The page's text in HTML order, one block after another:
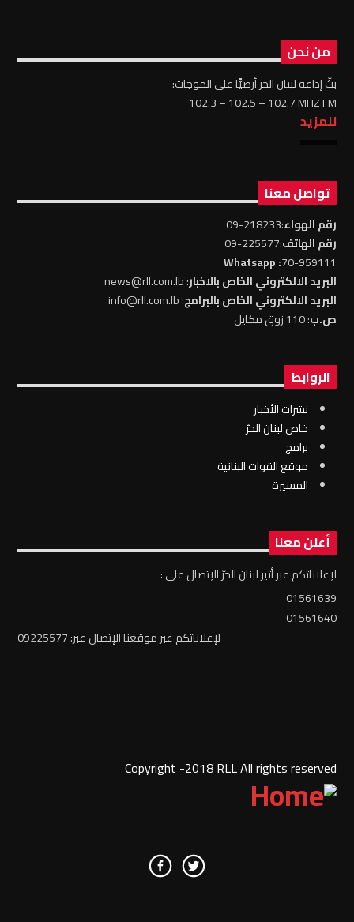
من نحن
بثّ إذاعة لبنان الحر أرضيًّا على الموجات:
102.3 – 102.5 – 102.7 MHZ FM
للمزيد
تواصل معنا
رقم الهواء:218233-09
رقم الهاتف:225577-09
70-959111
: Whatsapp
البريد الالكتروني الخاص بالاخبار: news@rll.com.lb
البريد الالكتروني الخاص بالبرامج: info@rll.com.lb
ص.ب: 110 زوق مكايل
الروابط
نشرات الأخبار
خاص لبنان الحرّ
برامج
موقع القوات البنانية
المسيرة
أعلن معنا
لإعلاناتكم عبر أثير لبنان الحرّ الإتصال على :
01561639
01561640
لإعلاناتكم عبر موقعنا الإتصال عبر: 09225577
Copyright -2018 RLL All rights reserved